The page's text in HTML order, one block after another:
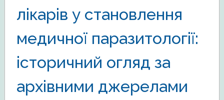
лікарів у становлення
медичної паразитології:
історичний огляд за
архівними джерелами